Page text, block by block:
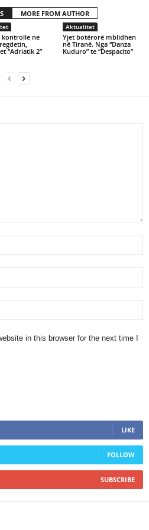
MORE FROM AUTHOR
kontrolle ne
“Adriatik 2”
Aktualitet
Yjet botërorë mblidhen
në Tiranë. Nga “Danza
Kuduro” te “Despacito”
in this browser for the next time I
LIKE
FOLLOW
SUBSCRIBE